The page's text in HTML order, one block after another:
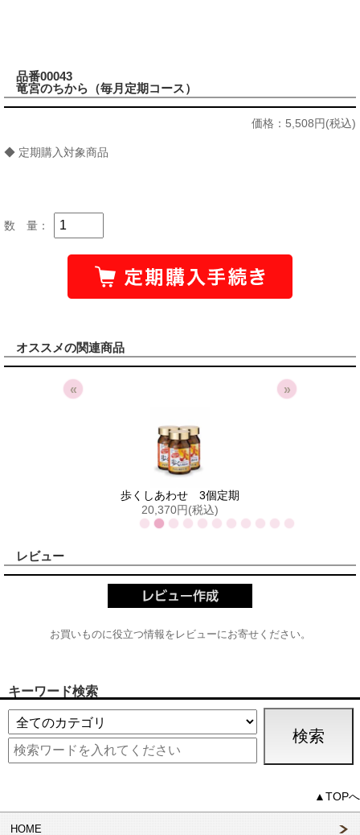
品番00043
竜宮のちから（毎月定期コース）
価格： 5,508円(税込)
◆ 定期購入対象商品
数 量：
オススメの関連商品
歩くしあわせ 3個定期
20,370円(税込)
« »
レビュー
お買いものに役立つ情報をレビューにお寄せください。
キーワード検索
▲TOPへ
HOME